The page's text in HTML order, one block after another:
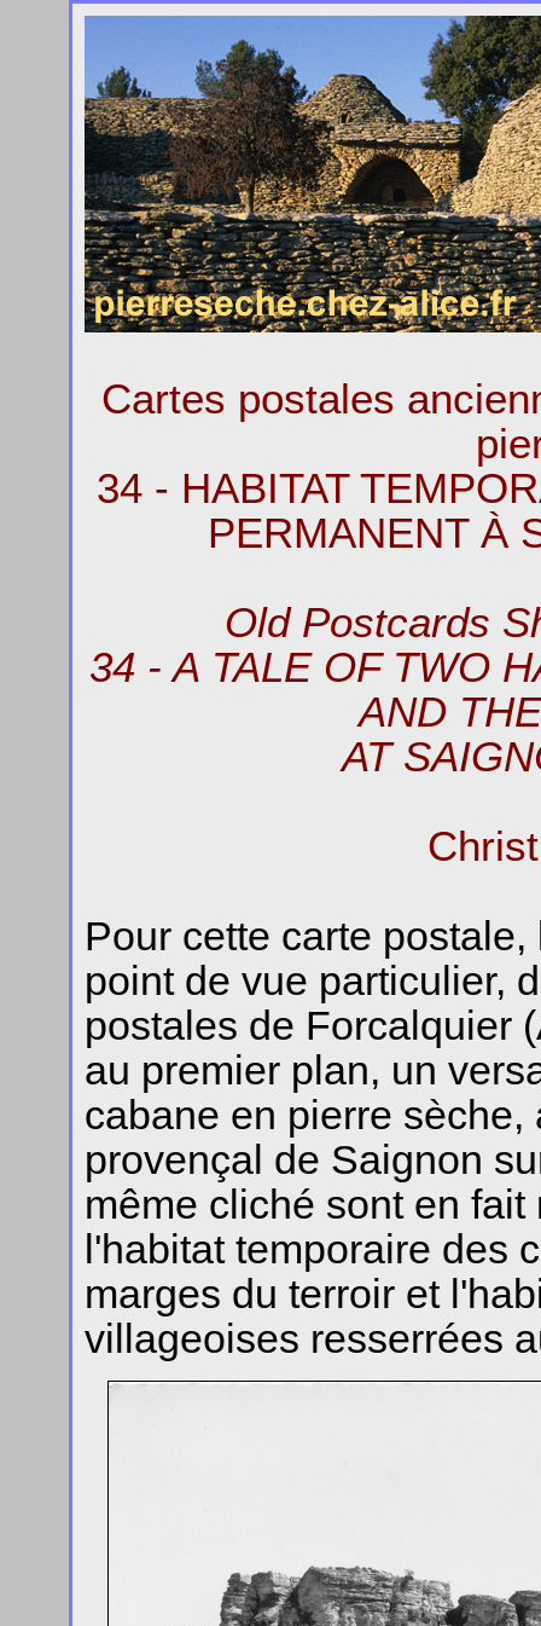
Cartes postales
34 - HABITAT
PERMANENT À
Old Postcards
34 - A TALE OF TWO
AND
AT
Pour cette carte
point de vue particulier,
postales de Forcalquier
au premier plan, un
cabane en pierre
provençal de Saignon
même cliché sont en
l'habitat temporaire des
marges du terroir et
villageoises resserrées